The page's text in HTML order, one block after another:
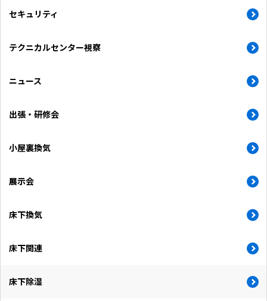
セキュリティ
テクニカルセンター視察
ニュース
出張・研修会
小屋裏換気
展示会
床下換気
床下関連
床下除湿